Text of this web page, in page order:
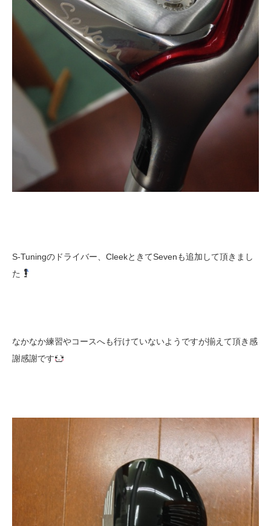
S-Tuningのドライバー、CleekときてSevenも追加して頂きまし
た
なかなか練習やコースへも行けていないようですが揃えて頂き感
謝感謝です